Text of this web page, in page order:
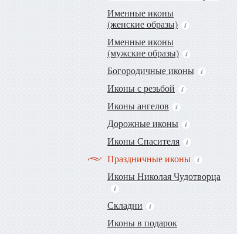
Именные иконы
(женские образы)
Именные иконы
(мужские образы)
Богородичные иконы
Иконы с резьбой
Иконы ангелов
Дорожные иконы
Иконы Спасителя
Праздничные иконы
Иконы Николая Чудотворца
Складни
Иконы в подарок